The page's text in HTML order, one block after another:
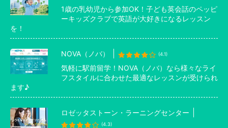
1歳の乳幼児から参加OK！子ども英会話のペッピ
ーキッズクラブで英語が大好きになるレッスン
を！
NOVA（ノバ） (4.1)
気軽に駅前留学！NOVA（ノバ）なら様々なライ
フスタイルに合わせた最適なレッスンが受けられ
ます♪
ロゼッタストーン・ラーニングセンター
(4.3)